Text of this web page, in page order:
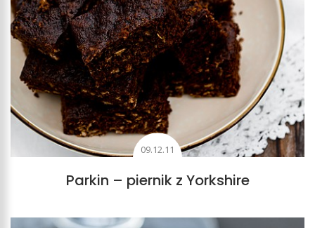
09.12.11
Parkin – piernik z Yorkshire